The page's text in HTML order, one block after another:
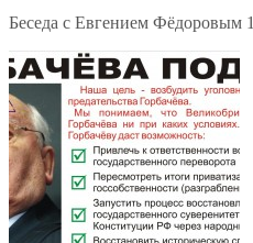
Беседа с Евгением Фёдоровым